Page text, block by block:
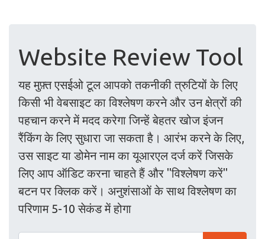
Website Review Tool
यह मुफ़्त एसईओ टूल आपको तकनीकी त्रुटियों के लिए
किसी भी वेबसाइट का विश्लेषण करने और उन क्षेत्रों की
पहचान करने में मदद करेगा जिन्हें बेहतर खोज इंजन
रैंकिंग के लिए सुधारा जा सकता है। आरंभ करने के लिए,
उस साइट या डोमेन नाम का यूआरएल दर्ज करें जिसके
लिए आप ऑडिट करना चाहते हैं और "विश्लेषण करें"
बटन पर क्लिक करें। अनुशंसाओं के साथ विश्लेषण का
परिणाम 5-10 सेकंड में होगा